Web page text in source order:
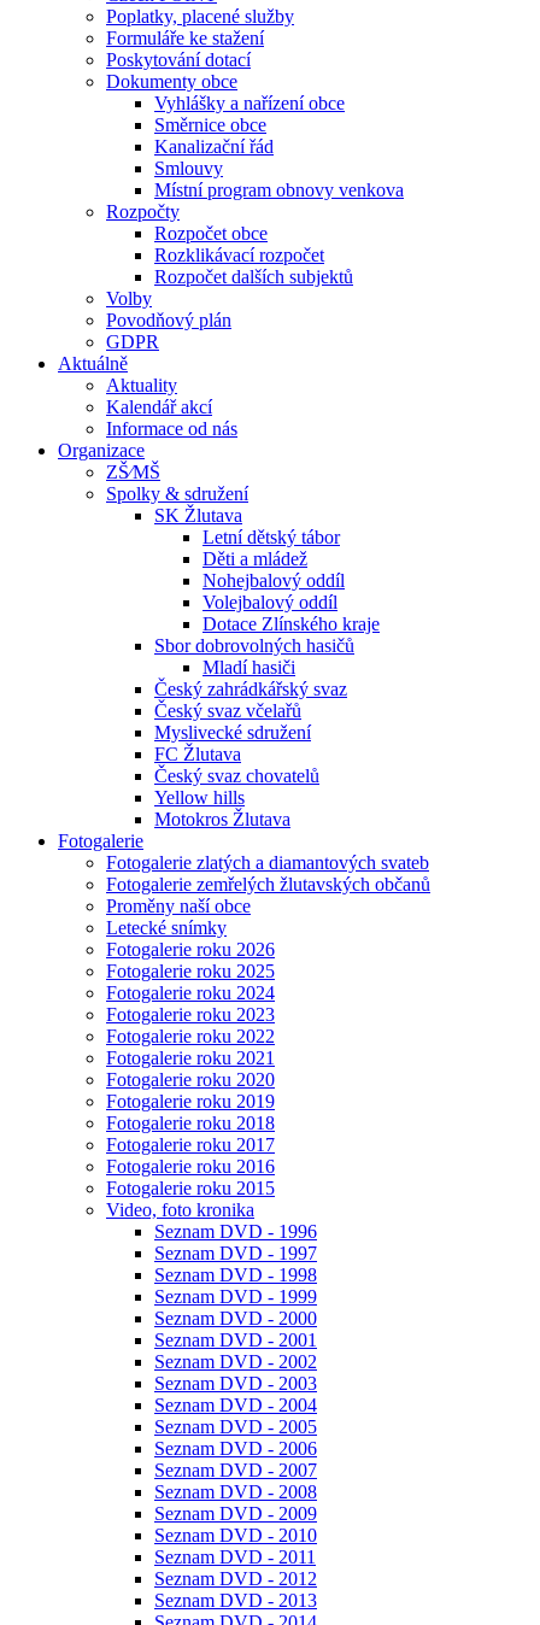
Poplatky, placené služby
Formuláře ke stažení
Poskytování dotací
Dokumenty obce
Vyhlášky a nařízení obce
Směrnice obce
Kanalizační řád
Smlouvy
Místní program obnovy venkova
Rozpočty
Rozpočet obce
Rozklikávací rozpočet
Rozpočet dalších subjektů
Volby
Povodňový plán
GDPR
Aktuálně
Aktuality
Kalendář akcí
Informace od nás
Organizace
ZŠ⁄MŠ
Spolky & sdružení
SK Žlutava
Letní dětský tábor
Děti a mládež
Nohejbalový oddíl
Volejbalový oddíl
Dotace Zlínského kraje
Sbor dobrovolných hasičů
Mladí hasiči
Český zahrádkářský svaz
Český svaz včelařů
Myslivecké sdružení
FC Žlutava
Český svaz chovatelů
Yellow hills
Motokros Žlutava
Fotogalerie
Fotogalerie zlatých a diamantových svateb
Fotogalerie zemřelých žlutavských občanů
Proměny naší obce
Letecké snímky
Fotogalerie roku 2026
Fotogalerie roku 2025
Fotogalerie roku 2024
Fotogalerie roku 2023
Fotogalerie roku 2022
Fotogalerie roku 2021
Fotogalerie roku 2020
Fotogalerie roku 2019
Fotogalerie roku 2018
Fotogalerie roku 2017
Fotogalerie roku 2016
Fotogalerie roku 2015
Video, foto kronika
Seznam DVD - 1996
Seznam DVD - 1997
Seznam DVD - 1998
Seznam DVD - 1999
Seznam DVD - 2000
Seznam DVD - 2001
Seznam DVD - 2002
Seznam DVD - 2003
Seznam DVD - 2004
Seznam DVD - 2005
Seznam DVD - 2006
Seznam DVD - 2007
Seznam DVD - 2008
Seznam DVD - 2009
Seznam DVD - 2010
Seznam DVD - 2011
Seznam DVD - 2012
Seznam DVD - 2013